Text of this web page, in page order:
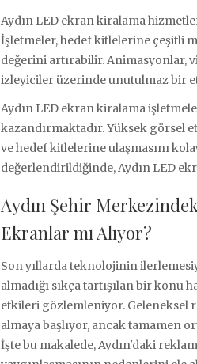
Aydın LED ekran kiralama
İşletmeler, hedef kitlelerine çeşitli
değerini artırabilir. Animasyonlar,
izleyiciler üzerinde unutulmaz bir
Aydın LED ekran kiralama
kazandırmaktadır. Yüksek görsel
ve hedef kitlelerine ulaşmasını
değerlendirildiğinde, Aydın LED
Aydın Şehir
Ekranlar mı Alıyor?
Son yıllarda teknolojinin
almadığı sıkça tartışılan bir konu
etkileri gözlemleniyor. Geleneksel
almaya başlıyor, ancak tamamen
İşte bu makalede, Aydın'daki